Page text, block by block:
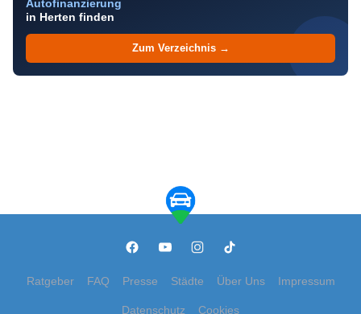
Autofinanzierung
in Herten finden
Zum Verzeichnis →
Ratgeber FAQ Presse Städte Über Uns Impressum
Datenschutz Cookies